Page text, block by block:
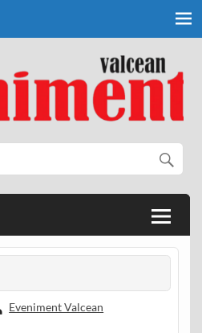
Eveniment Valcean